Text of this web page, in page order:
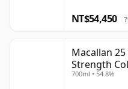
NT$54,450 ?
Macallan 25
Strength
700ml • 54.8%